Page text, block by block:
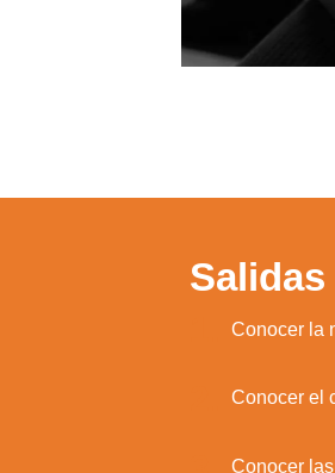
Conocer la
Conocer el
Conocer